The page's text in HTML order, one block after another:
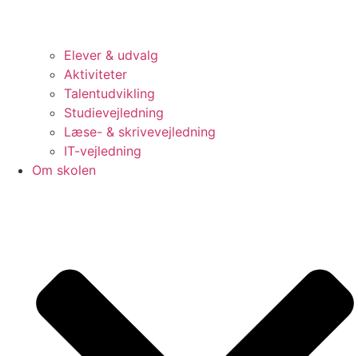
Elever & udvalg
Aktiviteter
Talentudvikling
Studievejledning
Læse- & skrivevejledning
IT-vejledning
Om skolen